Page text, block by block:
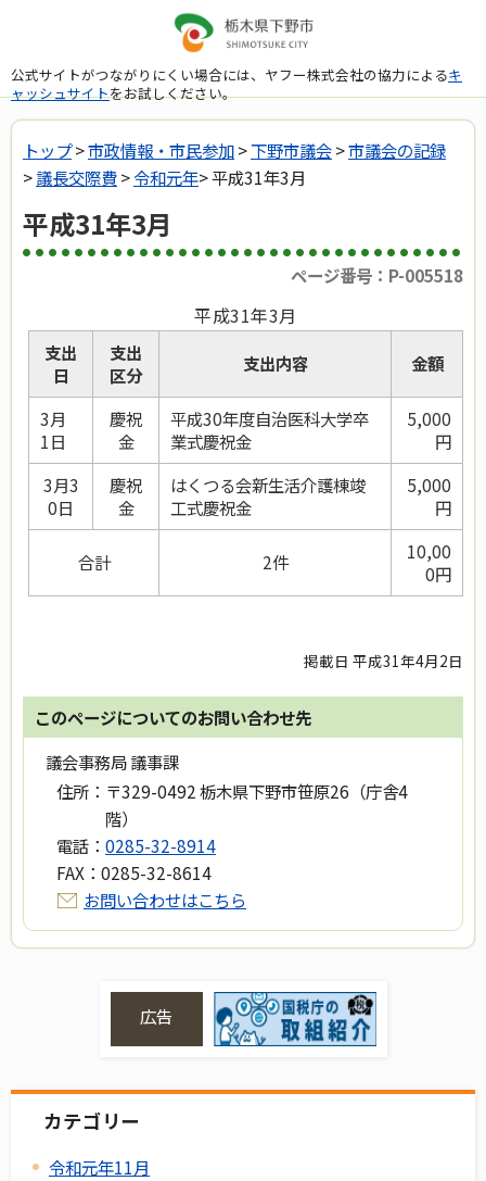
公式サイトがつながりにくい場合には、ヤフー株式会社の協力によるキ
ャッシュサイトをお試しください。
トップ>市政情報・市民参加>下野市議会>市議会の記録
>議長交際費>令和元年> 平成31年3月
平成31年3月
ページ番号：P-005518
平成31年3月
支出
日
支出
区分
支出内容 金額
3月
1日
慶祝
金
平成30年度自治医科大学卒
業式慶祝金
5,000
円
3月3
0日
慶祝
金
はくつる会新生活介護棟竣
工式慶祝金
5,000
円
合計 2件
10,00
0円
掲載日 平成31年4月2日
このページについてのお問い合わせ先
議会事務局 議事課
住所： 〒329-0492 栃木県下野市笹原26（庁舎4
階）
電話： 0285-32-8914
FAX： 0285-32-8614
お問い合わせはこちら
広告
カテゴリー
令和元年11月